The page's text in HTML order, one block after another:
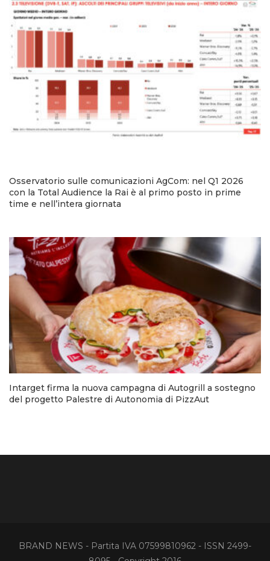
Osservatorio sulle comunicazioni AgCom: nel Q1 2026
con la Total Audience la Rai è al primo posto in prime
time e nell’intera giornata
Intarget firma la nuova campagna di Autogrill a sostegno
del progetto Palestre di Autonomia di PizzAut
BRAND NEWS - Partita IVA 07599810962 - ISSN 2499-